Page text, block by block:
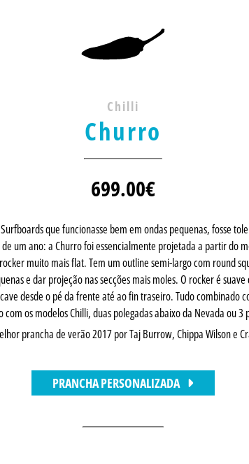
Chilli
Churro
699.00€
que funcionasse bem em ondas pequenas, fosse
um ano: a Churro foi essencialmente projetada a partir do
muito mais flat. Tem um outline semi-largo com round
e dar projeção nas secções mais moles. O rocker é
desde o pé da frente até ao fin traseiro. Tudo combinado
os modelos Chilli, duas polegadas abaixo da Nevada ou
prancha de verão 2017 por Taj Burrow, Chippa Wilson e
PRANCHA PERSONALIZADA